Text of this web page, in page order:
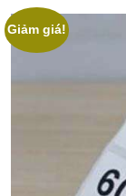
Giảm giá!